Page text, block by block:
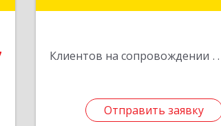
Клиентов на сопровождении
Отправить заявку
Отправить заявку